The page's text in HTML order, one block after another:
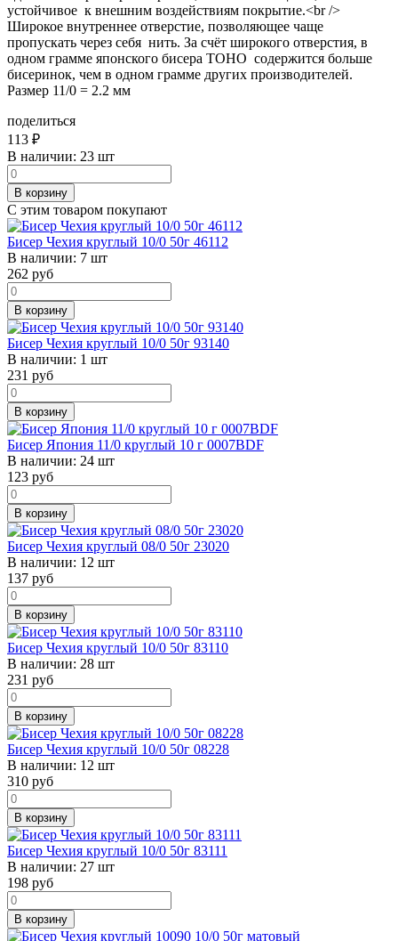
устойчивое к внешним воздействиям покрытие.<br />
Широкое внутреннее отверстие, позволяющее чаще
пропускать через себя нить. За счёт широкого отверстия, в
одном грамме японского бисера TOHO содержится больше
бисеринок, чем в одном грамме других производителей.
Размер 11/0 = 2.2 мм
поделиться
113 ₽
В наличии: 23 шт
В корзину
С этим товаром покупают
Бисер Чехия круглый 10/0 50г 46112
В наличии: 7 шт
262 руб
В корзину
Бисер Чехия круглый 10/0 50г 93140
В наличии: 1 шт
231 руб
В корзину
Бисер Япония 11/0 круглый 10 г 0007BDF
В наличии: 24 шт
123 руб
В корзину
Бисер Чехия круглый 08/0 50г 23020
В наличии: 12 шт
137 руб
В корзину
Бисер Чехия круглый 10/0 50г 83110
В наличии: 28 шт
231 руб
В корзину
Бисер Чехия круглый 10/0 50г 08228
В наличии: 12 шт
310 руб
В корзину
Бисер Чехия круглый 10/0 50г 83111
В наличии: 27 шт
198 руб
В корзину